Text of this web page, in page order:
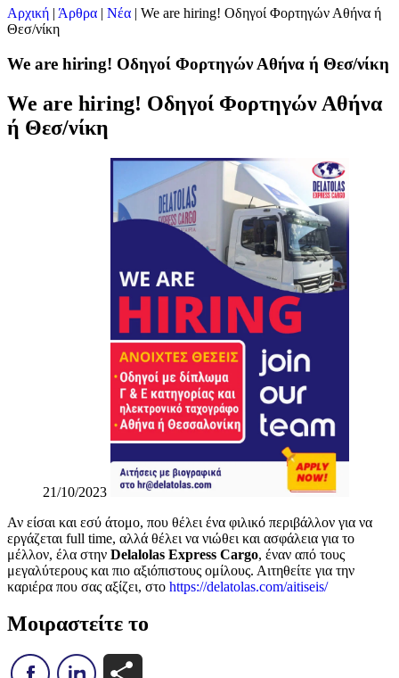
Αρχική | Άρθρα | Νέα | We are hiring! Οδηγοί Φορτηγών Αθήνα ή
Θεσ/νίκη
We are hiring! Οδηγοί Φορτηγών Αθήνα ή Θεσ/νίκη
We are hiring! Οδηγοί Φορτηγών Αθήνα
ή Θεσ/νίκη
21/10/2023
Αν είσαι και εσύ άτομο, που θέλει ένα φιλικό περιβάλλον για να
εργάζεται full time, αλλά θέλει να νιώθει και ασφάλεια για το
μέλλον, έλα στην Delalolas Express Cargo, έναν από τους
μεγαλύτερους και πιο αξιόπιστους ομίλους. Αιτηθείτε για την
καριέρα που σας αξίζει, στο https://delatolas.com/aitiseis/
Μοιραστείτε το